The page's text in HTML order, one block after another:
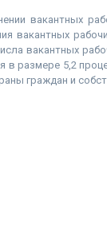
вакантных
вакантных
вакантных
в размере 5,2
граждан и